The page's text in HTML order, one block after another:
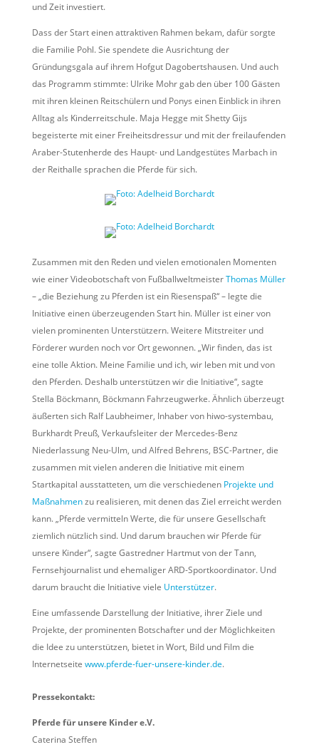
und Zeit investiert.
Dass der Start einen attraktiven Rahmen bekam, dafür sorgte
die Familie Pohl. Sie spendete die Ausrichtung der
Gründungsgala auf ihrem Hofgut Dagobertshausen. Und auch
das Programm stimmte: Ulrike Mohr gab den über 100 Gästen
mit ihren kleinen Reitschülern und Ponys einen Einblick in ihren
Alltag als Kinderreitschule. Maja Hegge mit Shetty Gijs
begeisterte mit einer Freiheitsdressur und mit der freilaufenden
Araber-Stutenherde des Haupt- und Landgestütes Marbach in
der Reithalle sprachen die Pferde für sich.
Zusammen mit den Reden und vielen emotionalen Momenten
wie einer Videobotschaft von FußballweltmeisterThomas Müller
– „die Beziehung zu Pferden ist ein Riesenspaß“ – legte die
Initiative einen überzeugenden Start hin. Müller ist einer von
vielen prominenten Unterstützern. Weitere Mitstreiter und
Förderer wurden noch vor Ort gewonnen. „Wir finden, das ist
eine tolle Aktion. Meine Familie und ich, wir leben mit und von
den Pferden. Deshalb unterstützen wir die Initiative“, sagte
Stella Böckmann, Böckmann Fahrzeugwerke. Ähnlich überzeugt
äußerten sich Ralf Laubheimer, Inhaber von hiwo-systembau,
Burkhardt Preuß, Verkaufsleiter der Mercedes-Benz
Niederlassung Neu-Ulm, und Alfred Behrens, BSC-Partner, die
zusammen mit vielen anderen die Initiative mit einem
Startkapital ausstatteten, um die verschiedenen Projekte und
Maßnahmenzu realisieren, mit denen das Ziel erreicht werden
kann. „Pferde vermitteln Werte, die für unsere Gesellschaft
ziemlich nützlich sind. Und darum brauchen wir Pferde für
unsere Kinder“, sagte Gastredner Hartmut von der Tann,
Fernsehjournalist und ehemaliger ARD-Sportkoordinator. Und
darum braucht die Initiative viele Unterstützer.
Eine umfassende Darstellung der Initiative, ihrer Ziele und
Projekte, der prominenten Botschafter und der Möglichkeiten
die Idee zu unterstützen, bietet in Wort, Bild und Film die
Internetseite www.pferde-fuer-unsere-kinder.de.
Pressekontakt:
Pferde für unsere Kinder e.V.
Caterina Steffen